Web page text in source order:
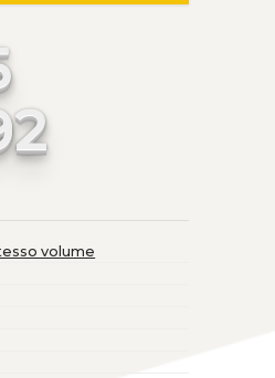
volume